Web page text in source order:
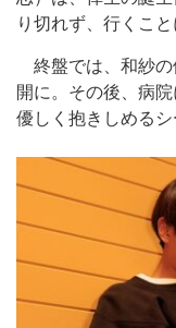
り切れず、行くこ
終盤では、和紗の
開に。その後、病
優しく抱きしめるシ